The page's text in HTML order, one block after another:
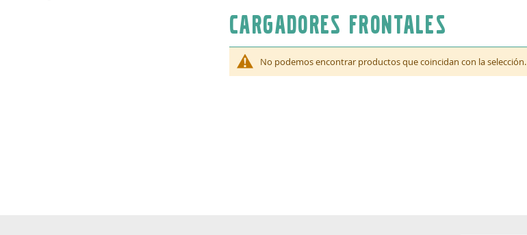
Cargadores frontales
No podemos encontrar productos que coincidan con la selección.